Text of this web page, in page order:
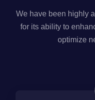
We have been highly
for its ability to
optimize